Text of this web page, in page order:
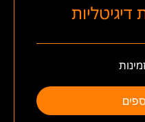
דיגיטליות